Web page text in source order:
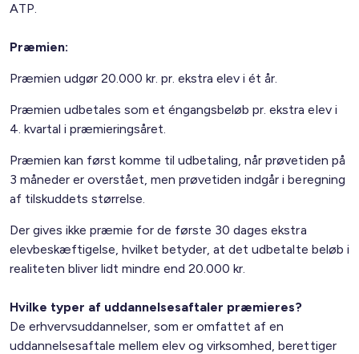
ATP.
Præmien:
Præmien udgør 20.000 kr. pr. ekstra elev i ét år.
Præmien udbetales som et éngangsbeløb pr. ekstra elev i
4. kvartal i præmieringsåret.
Præmien kan først komme til udbetaling, når prøvetiden på
3 måneder er overstået, men prøvetiden indgår i beregning
af tilskuddets størrelse.
Der gives ikke præmie for de første 30 dages ekstra
elevbeskæftigelse, hvilket betyder, at det udbetalte beløb i
realiteten bliver lidt mindre end 20.000 kr.
Hvilke typer af uddannelsesaftaler præmieres?
De erhvervsuddannelser, som er omfattet af en
uddannelsesaftale mellem elev og virksomhed, berettiger